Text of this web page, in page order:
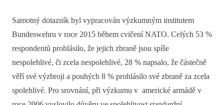
Samotný dotazník byl vypracován výzkumným institutem
Bundeswehru v roce 2015 během cvičení NATO. Celých 53 %
respondentů prohlásilo, že jejich zbraně jsou spíše
nespolehlivé, či zcela nespolehlivé, 28 % napsalo, že částečně
věří své výzbroji a pouhých 8 % prohlásilo své zbraně za zcela
spolehlivé. Pro srovnání, při výzkumu v americké armádě v